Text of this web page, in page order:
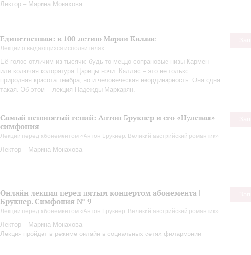
Лектор – Марина Монахова
Единственная: к 100-летию Марии Каллас
Лекции о выдающихся исполнителях
Её голос отличим из тысячи: будь то меццо-сопрановые низы Кармен
или колючая колоратура Царицы ночи. Каллас – это не только
природная красота тембра, но и человеческая неординарность. Она одна
такая. Об этом – лекция Надежды Маркарян.
Самый непонятый гений: Антон Брукнер и его «Нулевая»
симфония
Лекции перед абонементом «Антон Брукнер. Великий австрийский романтик»
Лектор – Марина Монахова
Онлайн лекция перед пятым концертом абонемента |
Брукнер. Симфония № 9
Лекции перед абонементом «Антон Брукнер. Великий австрийский романтик»
Лектор – Марина Монахова
Лекция пройдет в режиме онлайн в социальных сетях филармонии